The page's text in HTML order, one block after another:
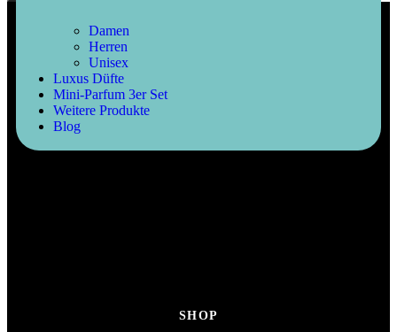
Damen
Herren
Unisex
Luxus Düfte
Mini-Parfum 3er Set
Weitere Produkte
Blog
SHOP